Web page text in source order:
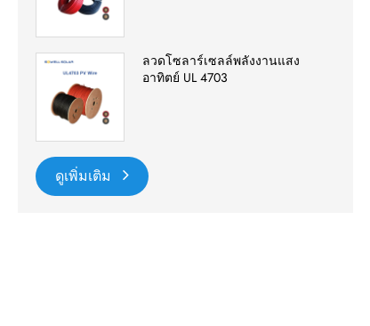
ลวดโซลาร์เซลล์พลังงานแสง
อาทิตย์ UL 4703
ดูเพิ่มเติม